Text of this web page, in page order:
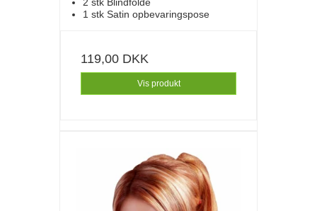
1 stk Satin opbevaringspose
119,00 DKK
Vis produkt